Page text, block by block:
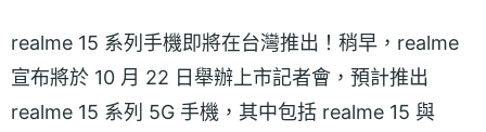
realme 15 系列手機即將在台灣推出！稍早，realme
宣布將於 10 月 22 日舉辦上市記者會，預計推出
realme 15 系列 5G 手機，其中包括 realme 15 與